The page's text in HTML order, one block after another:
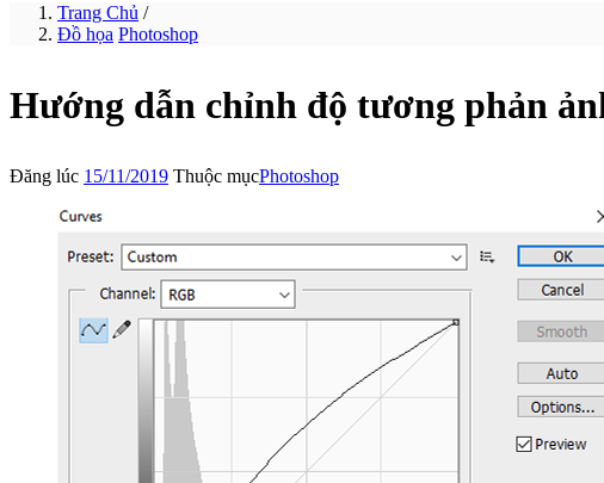
Trang Chủ /
Đồ họa Photoshop
Hướng dẫn chỉnh độ tương phản
Đăng lúc 15/11/2019 Thuộc mụcPhotoshop